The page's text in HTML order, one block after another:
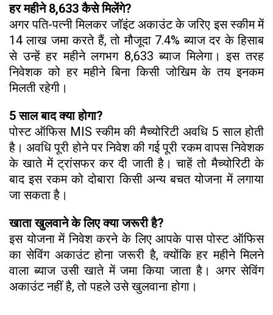
हर महीने ₹8,633 कैसे मिलेंगे?
अगर पति-पत्नी मिलकर जॉइंट अकाउंट के जरिए इस स्कीम में
₹14 लाख जमा करते हैं, तो मौजूदा 7.4% ब्याज दर के हिसाब
से उन्हें हर महीने लगभग ₹8,633 ब्याज मिलेगा। इस तरह
निवेशक को हर महीने बिना किसी जोखिम के तय इनकम
मिलती रहेगी।
5 साल बाद क्या होगा?
पोस्ट ऑफिस MIS स्कीम की मैच्योरिटी अवधि 5 साल होती
है। अवधि पूरी होने पर निवेश की गई पूरी रकम वापस निवेशक
के खाते में ट्रांसफर कर दी जाती है। चाहें तो मैच्योरिटी के
बाद इस रकम को दोबारा किसी अन्य बचत योजना में लगाया
जा सकता है।
खाता खुलवाने के लिए क्या जरूरी है?
इस योजना में निवेश करने के लिए आपके पास पोस्ट ऑफिस
का सेविंग अकाउंट होना जरूरी है, क्योंकि हर महीने मिलने
वाला ब्याज उसी खाते में जमा किया जाता है। अगर सेविंग
अकाउंट नहीं है, तो पहले उसे खुलवाना होगा।